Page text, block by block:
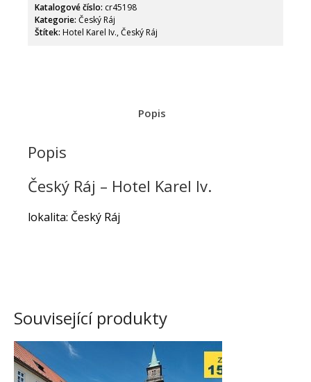
Nejlepší kempy v Českém ráji
které musíte navštívit - Český
Květen 2016
Březen 2016
Únor 2016
Katalogové číslo: cr45198
Kategorie: Český Ráj
Štítek: Hotel Karel Iv., Český Ráj
Popis
Popis
Český Ráj – Hotel Karel Iv.
lokalita: Český Ráj
Související produkty